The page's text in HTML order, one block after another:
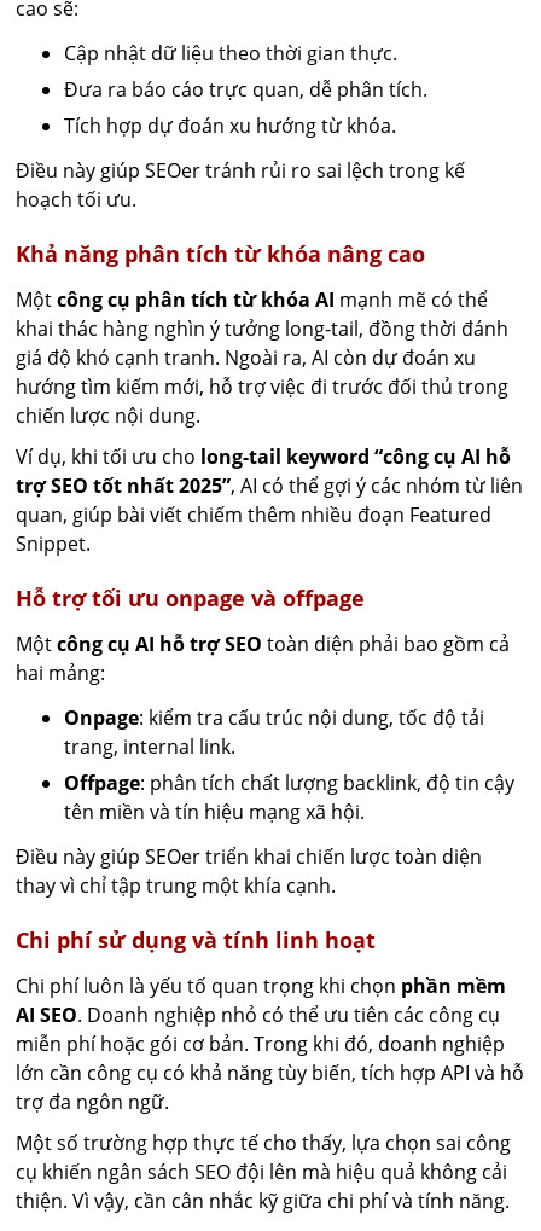
cao sẽ:
Cập nhật dữ liệu theo thời gian thực.
Đưa ra báo cáo trực quan, dễ phân tích.
Tích hợp dự đoán xu hướng từ khóa.
Điều này giúp SEOer tránh rủi ro sai lệch trong kế
hoạch tối ưu.
Khả năng phân tích từ khóa nâng cao
Mộtcông cụ phân tích từ khóa AI mạnh mẽ có thể
khai thác hàng nghìn ý tưởng long-tail, đồng thời đánh
giá độ khó cạnh tranh. Ngoài ra, AI còn dự đoán xu
hướng tìm kiếm mới, hỗ trợ việc đi trước đối thủ trong
chiến lược nội dung.
Ví dụ, khi tối ưu cho long-tail keyword “công cụ AI hỗ
trợ SEO tốt nhất 2025”, AI có thể gợi ý các nhóm từ liên
quan, giúp bài viết chiếm thêm nhiều đoạn Featured
Snippet.
Hỗ trợ tối ưu onpage và offpage
Mộtcông cụ AI hỗ trợ SEO toàn diện phải bao gồm cả
hai mảng:
Onpage: kiểm tra cấu trúc nội dung, tốc độ tải
trang, internal link.
Offpage: phân tích chất lượng backlink, độ tin cậy
tên miền và tín hiệu mạng xã hội.
Điều này giúp SEOer triển khai chiến lược toàn diện
thay vì chỉ tập trung một khía cạnh.
Chi phí sử dụng và tính linh hoạt
Chi phí luôn là yếu tố quan trọng khi chọn phần mềm
AI SEO. Doanh nghiệp nhỏ có thể ưu tiên các công cụ
miễn phí hoặc gói cơ bản. Trong khi đó, doanh nghiệp
lớn cần công cụ có khả năng tùy biến, tích hợp API và hỗ
trợ đa ngôn ngữ.
Một số trường hợp thực tế cho thấy, lựa chọn sai công
cụ khiến ngân sách SEO đội lên mà hiệu quả không cải
thiện. Vì vậy, cần cân nhắc kỹ giữa chi phí và tính năng.